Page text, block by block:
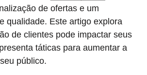
de ofertas e um
qualidade. Este artigo explora
de clientes pode impactar seus
táticas para aumentar a
público.